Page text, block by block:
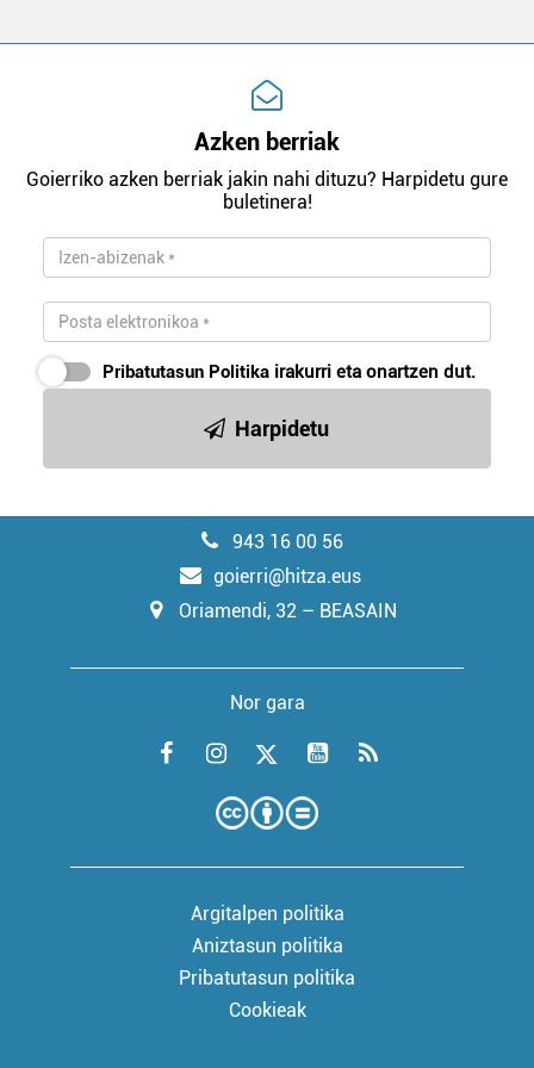
Azken berriak
Goierriko azken berriak jakin nahi dituzu? Harpidetu gure
buletinera!
Pribatutasun Politika irakurri eta onartzen dut.
Harpidetu
943 16 00 56
goierri@hitza.eus
Oriamendi, 32 – BEASAIN
Nor gara
Argitalpen politika
Aniztasun politika
Pribatutasun politika
Cookieak